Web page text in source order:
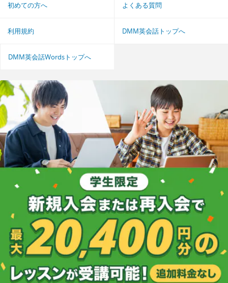
初めての方へ よくある質問
利用規約 DMM英会話トップへ
DMM英会話Wordsトップへ